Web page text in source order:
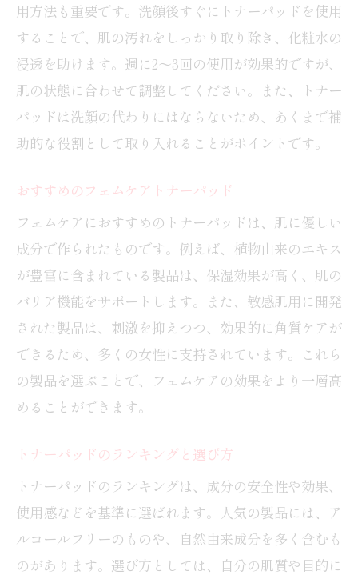
用方法も重要です。洗顔後すぐにトナーパッドを使用
することで、肌の汚れをしっかり取り除き、化粧水の
浸透を助けます。週に2〜3回の使用が効果的ですが、
肌の状態に合わせて調整してください。また、トナー
パッドは洗顔の代わりにはならないため、あくまで補
助的な役割として取り入れることがポイントです。
おすすめのフェムケアトナーパッド
フェムケアにおすすめのトナーパッドは、肌に優しい
成分で作られたものです。例えば、植物由来のエキス
が豊富に含まれている製品は、保湿効果が高く、肌の
バリア機能をサポートします。また、敏感肌用に開発
された製品は、刺激を抑えつつ、効果的に角質ケアが
できるため、多くの女性に支持されています。これら
の製品を選ぶことで、フェムケアの効果をより一層高
めることができます。
トナーパッドのランキングと選び方
トナーパッドのランキングは、成分の安全性や効果、
使用感などを基準に選ばれます。人気の製品には、ア
ルコールフリーのものや、自然由来成分を多く含むも
のがあります。選び方としては、自分の肌質や目的に